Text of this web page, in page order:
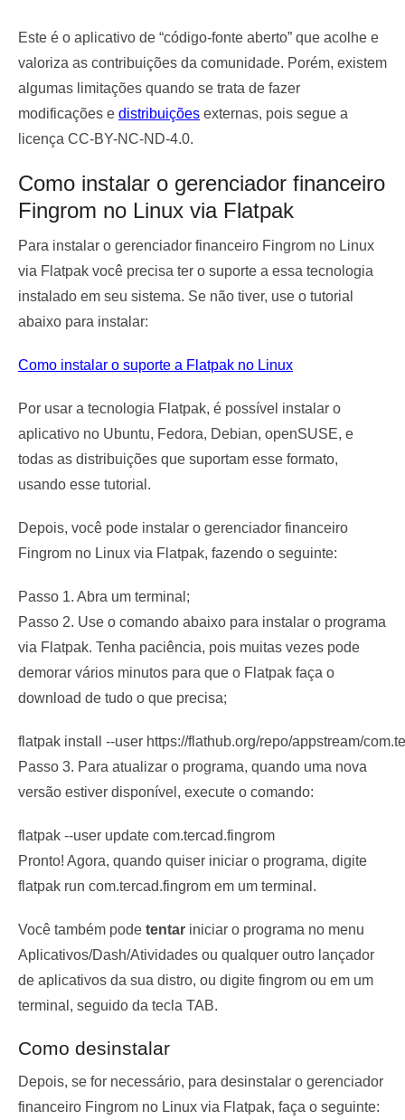
Este é o aplicativo de “código-fonte aberto” que acolhe e
valoriza as contribuições da comunidade. Porém, existem
algumas limitações quando se trata de fazer
modificações e distribuições externas, pois segue a
licença CC-BY-NC-ND-4.0.
Como instalar o gerenciador financeiro
Fingrom no Linux via Flatpak
Para instalar o gerenciador financeiro Fingrom no Linux
via Flatpak você precisa ter o suporte a essa tecnologia
instalado em seu sistema. Se não tiver, use o tutorial
abaixo para instalar:
Como instalar o suporte a Flatpak no Linux
Por usar a tecnologia Flatpak, é possível instalar o
aplicativo no Ubuntu, Fedora, Debian, openSUSE, e
todas as distribuições que suportam esse formato,
usando esse tutorial.
Depois, você pode instalar o gerenciador financeiro
Fingrom no Linux via Flatpak, fazendo o seguinte:
Passo 1. Abra um terminal;
Passo 2. Use o comando abaixo para instalar o programa
via Flatpak. Tenha paciência, pois muitas vezes pode
demorar vários minutos para que o Flatpak faça o
download de tudo o que precisa;
flatpak install --user https://flathub.org/repo/appstream/
Passo 3. Para atualizar o programa, quando uma nova
versão estiver disponível, execute o comando:
flatpak --user update com.tercad.fingrom
Pronto! Agora, quando quiser iniciar o programa, digite
flatpak run com.tercad.fingrom em um terminal.
Você também pode tentar iniciar o programa no menu
Aplicativos/Dash/Atividades ou qualquer outro lançador
de aplicativos da sua distro, ou digite fingrom ou em um
terminal, seguido da tecla TAB.
Como desinstalar
Depois, se for necessário, para desinstalar o gerenciador
financeiro Fingrom no Linux via Flatpak, faça o seguinte: